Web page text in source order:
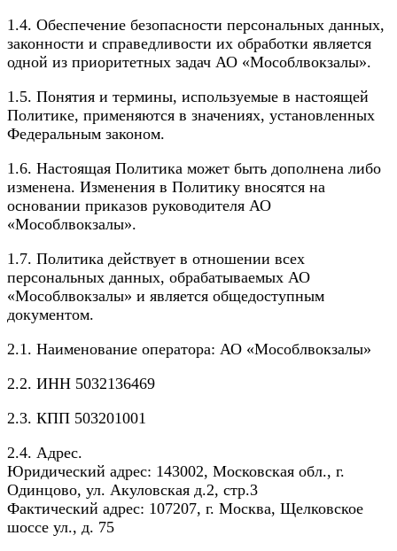
1.4. Обеспечение безопасности персональных данных,
законности и справедливости их обработки является
одной из приоритетных задач АО «Мособлвокзалы».
1.5. Понятия и термины, используемые в настоящей
Политике, применяются в значениях, установленных
Федеральным законом.
1.6. Настоящая Политика может быть дополнена либо
изменена. Изменения в Политику вносятся на
основании приказов руководителя АО
«Мособлвокзалы».
1.7. Политика действует в отношении всех
персональных данных, обрабатываемых АО
«Мособлвокзалы» и является общедоступным
документом.
2.1. Наименование оператора: АО «Мособлвокзалы»
2.2. ИНН 5032136469
2.3. КПП 503201001
2.4. Адрес.
Юридический адрес: 143002, Московская обл., г.
Одинцово, ул. Акуловская д.2, стр.3
Фактический адрес: 107207, г. Москва, Щелковское
шоссе ул., д. 75